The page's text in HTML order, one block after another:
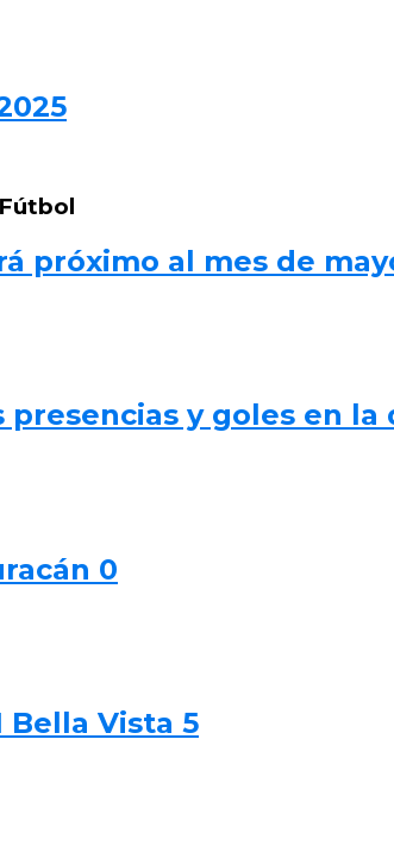
próximo al mes de
presencias y goles en la
0
Bella Vista 5